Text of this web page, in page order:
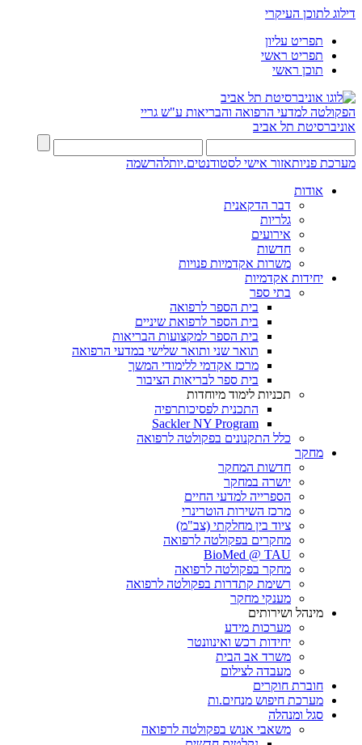
דילוג לתוכן העיקרי
תפריט עליון
תפריט ראשי
תוכן ראשי
הפקולטה למדעי הרפואה והבריאות ע"ש גריי
אוניברסיטת תל אביב
מערכת פניותאזור אישי לסטודנטים.יותלהרשמה
אודות
דבר הדקאנית
גלריות
אירועים
חדשות
משרות אקדמיות פנויות
יחידות אקדמיות
בתי ספר
בית הספר לרפואה
בית הספר לרפואת שיניים
בית הספר למקצועות הבריאות
תואר שני ותואר שלישי במדעי הרפואה
מרכז אקדמי ללימודי המשך
בית ספר לבריאות הציבור
תכניות לימוד מיוחדות
התכנית לפסיכותרפיה
Sackler NY Program
כלל התקנונים בפקולטה לרפואה
מחקר
חדשות המחקר
יושרה במחקר
הספרייה למדעי החיים
מרכז השירות הוטרינרי
ציוד בין מחלקתי (צב"מ)
מחקרים בפקולטה לרפואה
BioMed @ TAU
מחקר בפקולטה לרפואה
רשימת קתדרות בפקולטה לרפואה
מענקי מחקר
מינהל ושירותים
מערכות מידע
יחידות רכש ואינוונטר
משרד אב הבית
מעבדה לצילום
חוברת חוקרים
מערכת חיפוש מנחים.ות
סגל ומנהלה
משאבי אנוש בפקולטה לרפואה